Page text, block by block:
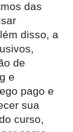
das
disso, a
de
e
pago e
sua
curso,